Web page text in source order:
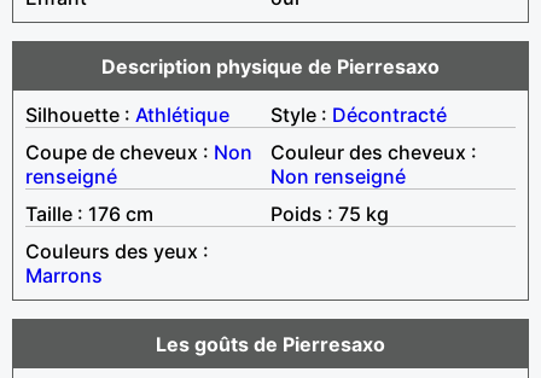
Description physique de Pierresaxo
Silhouette : Athlétique Style : Décontracté
Coupe de cheveux : Non
renseigné
Couleur des cheveux :
Non renseigné
Taille : 176 cm
Poids : 75 kg
Couleurs des yeux :
Marrons
Les goûts de Pierresaxo